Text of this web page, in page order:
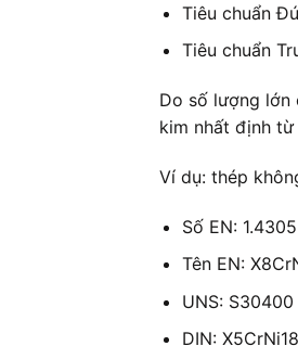
Tiêu chuẩn
Tiêu chuẩn
Do số lượng lớn
kim nhất định từ
Ví dụ: thép
Số EN: 1.4305
Tên EN:
UNS: S30400
DIN: